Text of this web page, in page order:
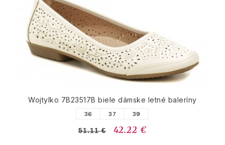
Wojtylko 7B23517B biele dámske letné baleríny
36 37 39
51.11 € 42.22 €